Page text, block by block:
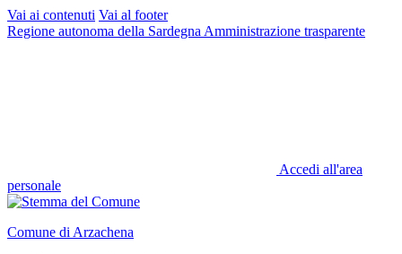
Vai ai contenuti Vai al footer
Regione autonoma della Sardegna Amministrazione trasparente
Accedi all'area
personale
Comune di Arzachena